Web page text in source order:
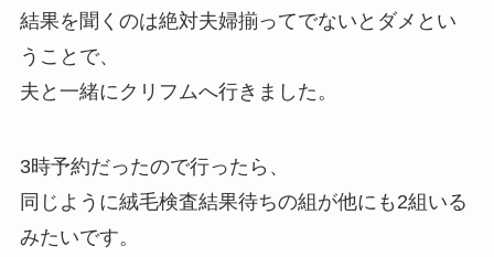
結果を聞くのは絶対夫婦揃ってでないとダメとい
うことで、
夫と一緒にクリフムへ行きました。
3時予約だったので行ったら、
同じように絨毛検査結果待ちの組が他にも2組いる
みたいです。